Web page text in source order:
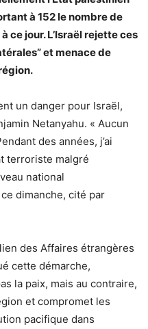
à 152 le nombre de
ce jour. L’Israël rejette ces
et menace de
un danger pour Israël,
Netanyahu. « Aucun
des années, j’ai
terroriste malgré
national
dimanche, cité par
des Affaires étrangères
cette démarche,
la paix, mais au contraire,
et compromet les
pacifique dans